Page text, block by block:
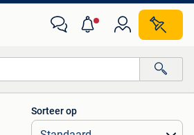
Alle afstanden…
Sorteer op